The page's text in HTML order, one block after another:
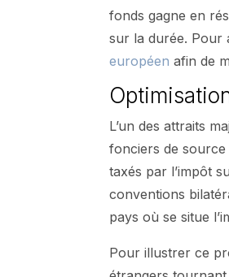
fonds gagne en
sur la durée. Pour
européen afin de
L’un des attraits
fonciers de
taxés par l’impôt
conventions
pays où se situe
Pour illustrer ce